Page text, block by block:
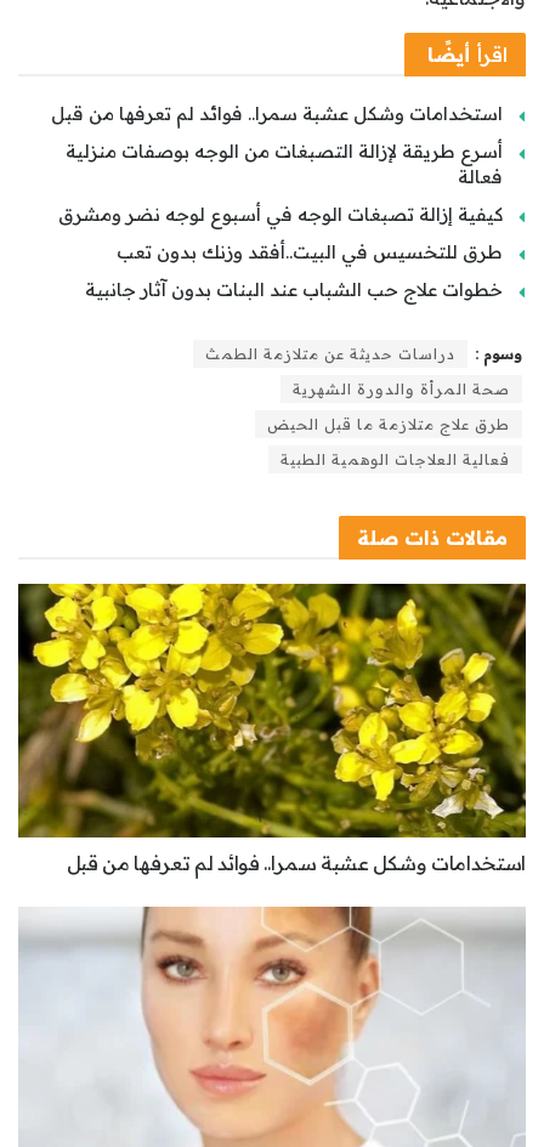
اقرأ أيضًا
استخدامات وشكل عشبة سمرا.. فوائد لم تعرفها من قبل
أسرع طريقة لإزالة التصبغات من الوجه بوصفات منزلية
فعالة
كيفية إزالة تصبغات الوجه في أسبوع لوجه نضر ومشرق
طرق للتخسيس في البيت..أفقد وزنك بدون تعب
خطوات علاج حب الشباب عند البنات بدون آثار جانبية
وسوم :
دراسات حديثة عن متلازمة الطمث
صحة المرأة والدورة الشهرية
طرق علاج متلازمة ما قبل الحيض
فعالية العلاجات الوهمية الطبية
مقالات ذات صلة
استخدامات وشكل عشبة سمرا.. فوائد لم تعرفها من قبل